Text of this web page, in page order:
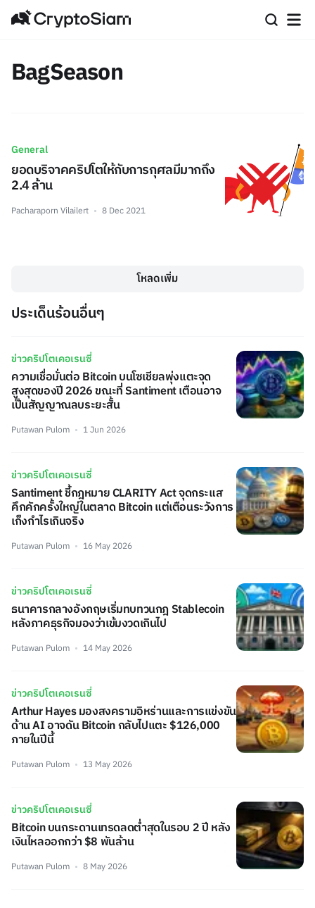
BagSeason
General
ยอดบริจาคคริปโตให้กับการกุศลมีมากถึง
2.4 ล้าน
Pacharaporn Vilailert 8 Dec 2021
โหลดเพิ่ม
ประเด็นร้อนอื่นๆ
ข่าวคริปโตเคอเรนซี่
ความเชื่อมั่นต่อ Bitcoin บนโซเชียลพุ่งแตะจุด
สูงสุดของปี 2026 ขณะที่ Santiment เตือนอาจ
เป็นสัญญาณลบระยะสั้น
Putawan Pulom 1 Jun 2026
ข่าวคริปโตเคอเรนซี่
Santiment ชี้กฎหมาย CLARITY Act จุดกระแส
คึกคักครั้งใหญ่ในตลาด Bitcoin แต่เตือนระวังการ
เก็งกำไรเกินจริง
Putawan Pulom 16 May 2026
ข่าวคริปโตเคอเรนซี่
ธนาคารกลางอังกฤษเริ่มทบทวนกฎ Stablecoin
หลังภาคธุรกิจมองว่าเข้มงวดเกินไป
Putawan Pulom 14 May 2026
ข่าวคริปโตเคอเรนซี่
Arthur Hayes มองสงครามอิหร่านและการแข่งขัน
ด้าน AI อาจดัน Bitcoin กลับไปแตะ $126,000
ภายในปีนี้
Putawan Pulom 13 May 2026
ข่าวคริปโตเคอเรนซี่
Bitcoin บนกระดานเทรดลดต่ำสุดในรอบ 2 ปี หลัง
เงินไหลออกกว่า $8 พันล้าน
Putawan Pulom 8 May 2026